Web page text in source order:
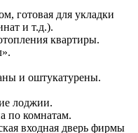
готовая для укладки
и т.д.).
квартиры.
и оштукатурены.
лоджии.
по комнатам.
входная дверь фирмы